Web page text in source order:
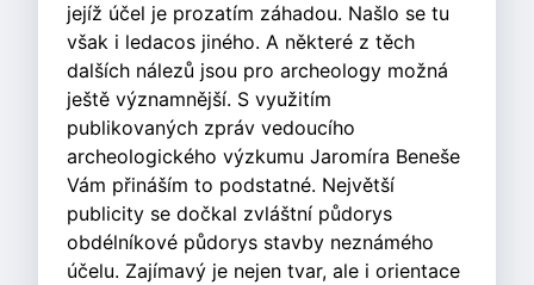
jejíž účel je prozatím záhadou. Našlo se tu
však i ledacos jiného. A některé z těch
dalších nálezů jsou pro archeology možná
ještě významnější. S využitím
publikovaných zpráv vedoucího
archeologického výzkumu Jaromíra Beneše
Vám přináším to podstatné. Největší
publicity se dočkal zvláštní půdorys
obdélníkové půdorys stavby neznámého
účelu. Zajímavý je nejen tvar, ale i orientace